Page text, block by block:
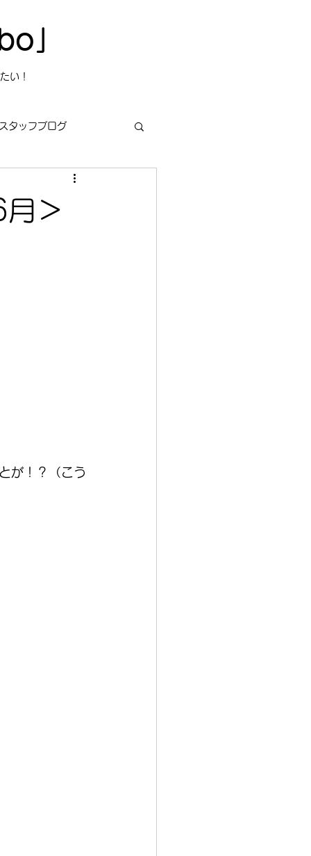
」
い！
タッフブログ
＞
が！？（こう